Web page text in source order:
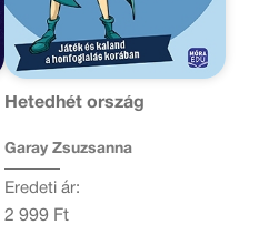
Hetedhét ország
Garay Zsuzsanna
Eredeti ár:
2 999 Ft